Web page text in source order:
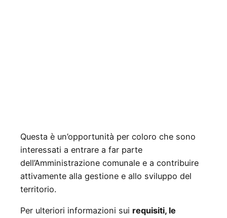
Questa è un’opportunità per coloro che sono
interessati a entrare a far parte
dell’Amministrazione comunale e a contribuire
attivamente alla gestione e allo sviluppo del
territorio.
Per ulteriori informazioni sui requisiti, le